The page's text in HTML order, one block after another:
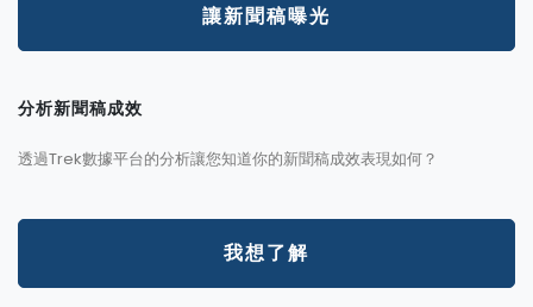
讓新聞稿曝光
分析新聞稿成效
透過Trek數據平台的分析讓您知道你的新聞稿成效表現如何？
我想了解